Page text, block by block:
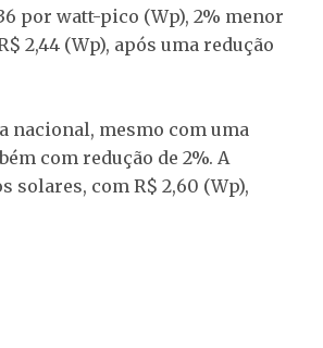
por watt-pico (Wp), 2% menor
2,44 (Wp), após uma redução
nacional, mesmo com uma
com redução de 2%. A
solares, com R$ 2,60 (Wp),